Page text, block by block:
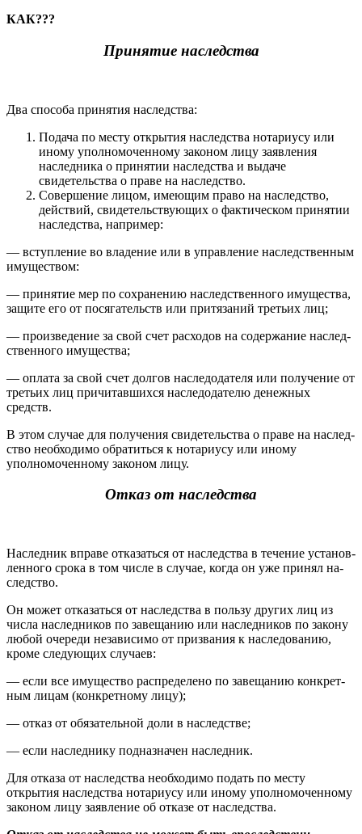
КАК???
Принятие наследства
Два способа принятия наследства:
Подача по месту открытия наследства нотариусу или
иному уполномоченному законом лицу заявления
наследника о принятии наследства и выдаче
свидетельства о праве на наследство.
Совершение лицом, имеющим право на наследство,
действий, свидетельствующих о фактическом принятии
наследства, например:
— вступление во владение или в управление наследственным
имуществом:
— принятие мер по сохранению наследственного имущества,
за­щите его от посягательств или притязаний третьих лиц;
— произведение за свой счет расходов на содержание наслед­
ственного имущества;
— оплата за свой счет долгов наследодателя или получение от
третьих лиц причитавшихся наследодателю денежных
средств.
В этом случае для получения свидетельства о праве на наслед­
ство необходимо обратиться к нотариусу или иному
уполномочен­ному законом лицу.
Отказ от наследства
Наследник вправе отказаться от наследства в течение установ­
ленного срока в том числе в случае, когда он уже принял на­
следство.
Он может отказаться от наследства в пользу других лиц из
чис­ла наследников по завещанию или наследников по закону
лю­бой очереди независимо от призвания к наследованию,
кроме следующих случаев:
— если все имущество распределено по завещанию конкрет­
ным лицам (конкретному лицу);
— отказ от обязательной доли в наследстве;
— если наследнику подназначен наследник.
Для отказа от наследства необходимо подать по месту
открытия наследства нотариусу или иному уполномоченному
законом лицу заявление об отказе от наследства.